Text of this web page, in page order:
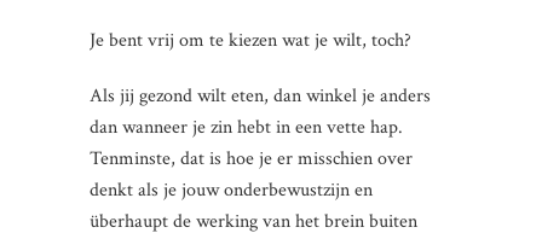
Je bent vrij om te kiezen wat je wilt, toch?
Als jij gezond wilt eten, dan winkel je anders
dan wanneer je zin hebt in een vette hap.
Tenminste, dat is hoe je er misschien over
denkt als je jouw onderbewustzijn en
überhaupt de werking van het brein buiten